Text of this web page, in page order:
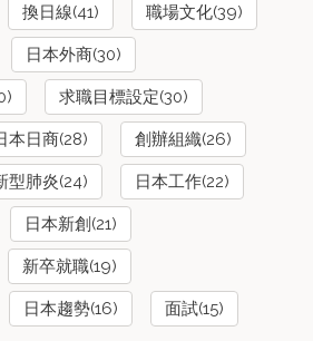
換日線(41) 職場文化(39)
日本外商(30)
求職目標設定(30)
本日商(28) 創辦組織(26)
型肺炎(24) 日本工作(22)
日本新創(21)
新卒就職(19)
日本趨勢(16) 面試(15)